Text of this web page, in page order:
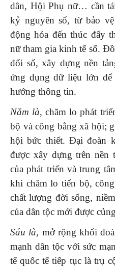
dân, Hội Phụ nữ… cần
kỷ nguyên số, từ bảo
động hóa đến thúc đẩy
nữ tham gia kinh tế số.
đổi số, xây dựng nền
ứng dụng dữ liệu lớn
hướng thông tin.
Năm là,chăm lo phát
bộ và công bằng xã hội;
hội bức thiết. Đại đoàn
được xây dựng trên nền
của phát triển và trung
khi chăm lo tiến bộ,
chất lượng đời sống,
của dân tộc mới được
Sáu là, mở rộng khối
mạnh dân tộc với sức
tế quốc tế tiếp tục là trụ